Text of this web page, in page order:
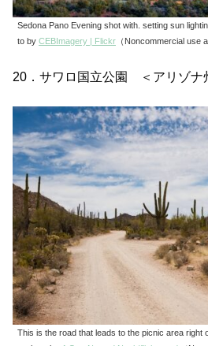
Sedona Pano Evening shot with. setting sun
to by CEBImagery | Flickr （Noncommercial use
20．サワロ国立公園 ＜アリゾナ
This is the road that leads to the picnic area right